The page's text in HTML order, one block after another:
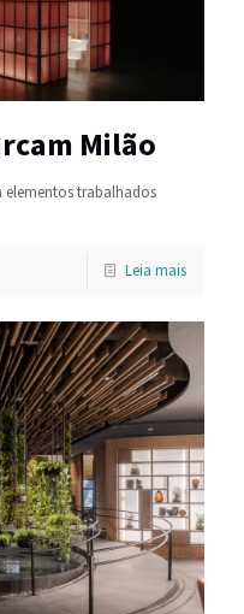
Milão
elementos trabalhados
Leia mais